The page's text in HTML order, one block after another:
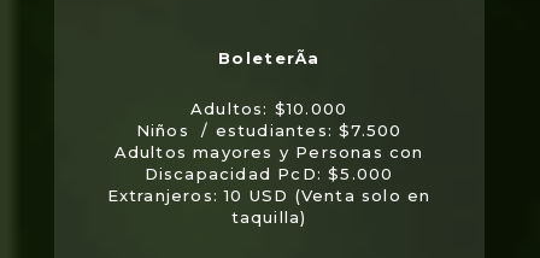
Adultos: $10.000
Niños / estudiantes: $7.500
Adultos mayores y Personas con
Discapacidad PcD: $5.000
Extranjeros: 10 USD (Venta solo en
taquilla)